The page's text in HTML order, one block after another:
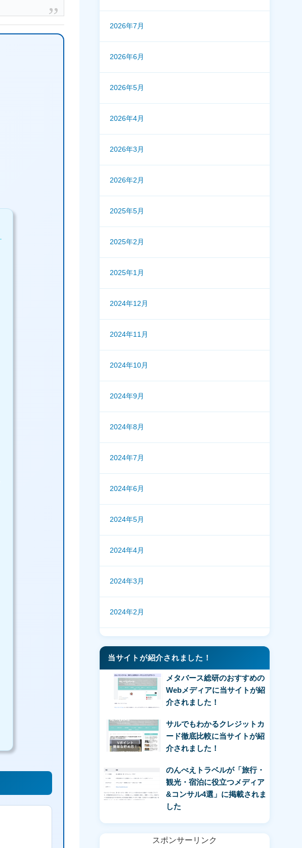
2026年7月
2026年6月
2026年5月
2026年4月
2026年3月
2026年2月
2025年5月
2025年2月
2025年1月
2024年12月
2024年11月
2024年10月
2024年9月
2024年8月
2024年7月
2024年6月
2024年5月
2024年4月
2024年3月
2024年2月
当サイトが紹介されました！
メタバース総研のおすすめの
Webメディアに当サイトが紹
介されました！
サルでもわかるクレジットカ
ード徹底比較に当サイトが紹
介されました！
のんべえトラベルが「旅行・
観光・宿泊に役立つメディア
&コンサル4選」に掲載されま
した
スポンサーリンク